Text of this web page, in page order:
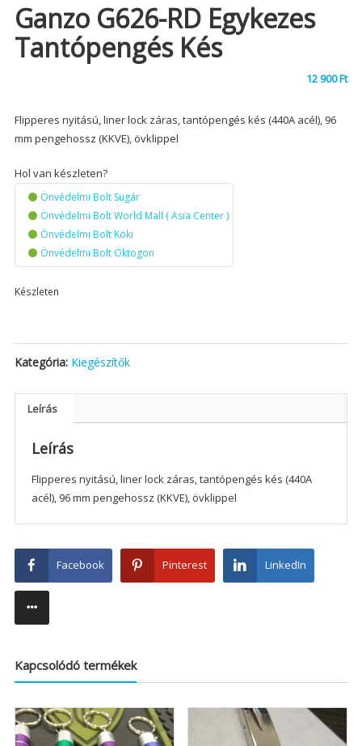
Ganzo G626-RD Egykezes
Tantópengés Kés
12 900Ft
Flipperes nyitású, liner lock záras, tantópengés kés (440A acél), 96
mm pengehossz (KKVE), övklippel
Hol van készleten?
Önvédelmi Bolt Sugár
Önvédelmi Bolt World Mall ( Asia Center )
Önvédelmi Bolt Köki
Önvédelmi Bolt Oktogon
Készleten
Kategória: Kiegészítők
Leírás
Leírás
Flipperes nyitású, liner lock záras, tantópengés kés (440A
acél), 96 mm pengehossz (KKVE), övklippel
Facebook Pinterest LinkedIn
Kapcsolódó termékek